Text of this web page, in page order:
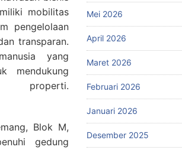
mobilitas
pengelolaan
transparan.
yang
mendukung
properti.
Blok M,
gedung
Mei 2026
April 2026
Maret 2026
Februari 2026
Januari 2026
Desember 2025